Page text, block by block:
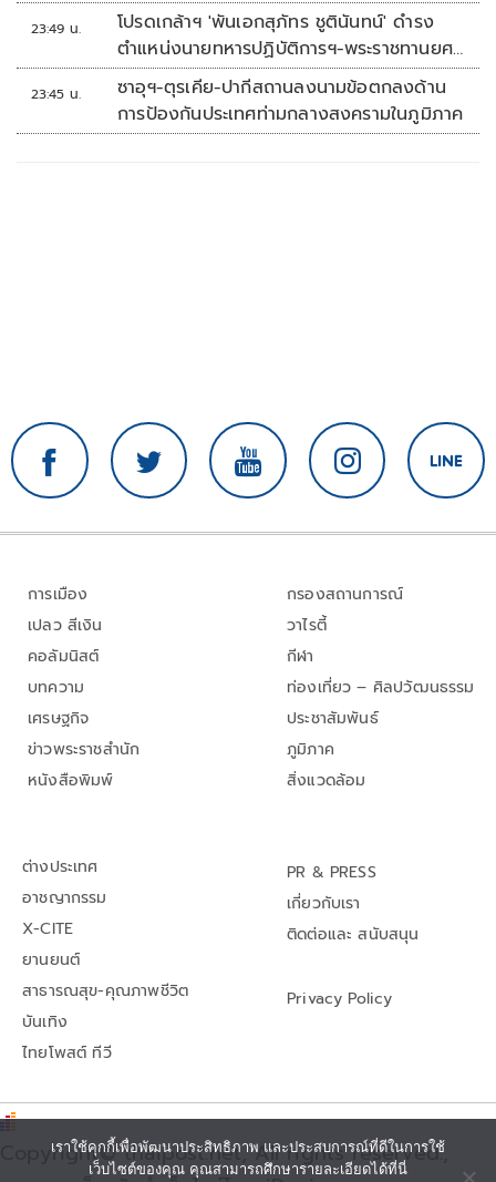
23:49 น.
โปรดเกล้าฯ 'พันเอกสุภัทร ชูตินันทน์' ดำรง
ตำแหน่งนายทหารปฏิบัติการฯ-พระราชทานยศ
'พลตรี'
23:45 น.
ซาอุฯ-ตุรเคีย-ปากีสถานลงนามข้อตกลงด้าน
การป้องกันประเทศท่ามกลางสงครามในภูมิภาค
การเมือง
เปลว สีเงิน
คอลัมนิสต์
บทความ
เศรษฐกิจ
ข่าวพระราชสำนัก
หนังสือพิมพ์
กรองสถานการณ์
วาไรตี้
กีฬา
ท่องเที่ยว – ศิลปวัฒนธรรม
ประชาสัมพันธ์
ภูมิภาค
สิ่งแวดล้อม
ต่างประเทศ
อาชญากรรม
X-CITE
ยานยนต์
สาธารณสุข-คุณภาพชีวิต
บันเทิง
ไทยโพสต์ ทีวี
PR & PRESS
เกี่ยวกับเรา
ติดต่อและ สนับสนุน
Privacy Policy
Copyright© thaipost.net, All rights reserved.,
เราใช้คุกกี้เพื่อพัฒนาประสิทธิภาพ และประสบการณ์ที่ดีในการใช้
เว็บไซต์ของคุณ คุณสามารถศึกษารายละเอียดได้ที่นี่